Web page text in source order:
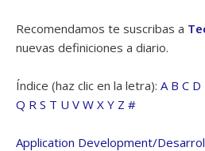
Recomendamos te suscribas a
nuevas definiciones a diario.
Índice (haz clic en la letra): AB C D
Q R S T U V W X Y Z #
Application Development/